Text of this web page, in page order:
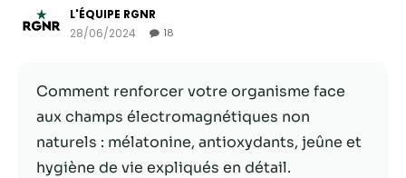
L'ÉQUIPE RGNR
28/06/2024
18
Comment renforcer votre organisme face
aux champs électromagnétiques non
naturels : mélatonine, antioxydants, jeûne et
hygiène de vie expliqués en détail.
du site Web.
Statistiques
Afin que nous